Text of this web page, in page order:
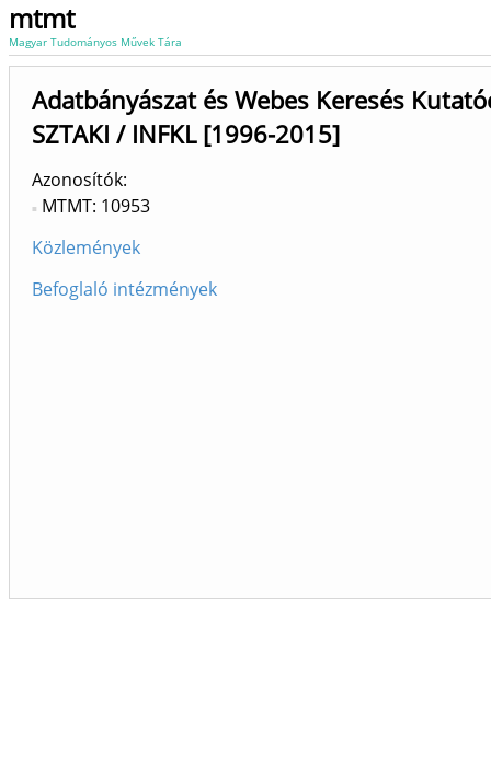
mtmt
Magyar Tudományos Művek Tára
Adatbányászat és Webes Keresés
SZTAKI / INFKL [1996-2015]
Azonosítók
MTMT: 10953
Közlemények
Befoglaló intézmények